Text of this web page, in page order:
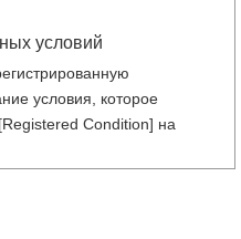
условий
условия, которое
Condition] на